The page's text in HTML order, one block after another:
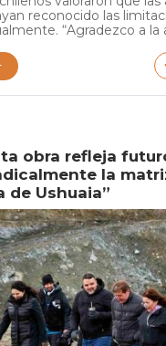
reconocido las
“Agradezco a la
obra refleja
la
de Ushuaia”